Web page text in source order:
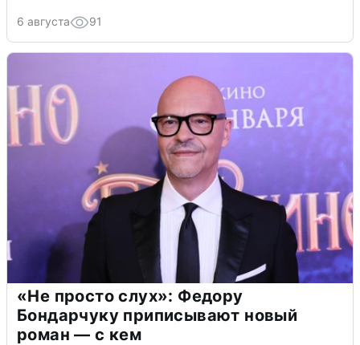
6 августа 91
«Не просто слух»: Федору
Бондарчуку приписывают новый
роман — с кем